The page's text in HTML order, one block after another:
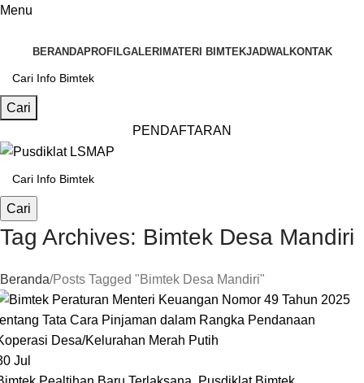
Menu
BERANDAPROFILGALERI MATERI BIMTEKJADWALKONTAK
Cari
PENDAFTARAN
Cari
Tag Archives: Bimtek Desa Mandiri
Beranda Posts Tagged "Bimtek Desa Mandiri"
Jul